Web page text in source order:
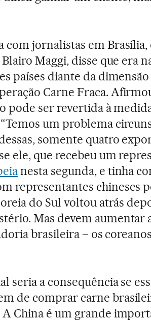
com jornalistas em
Maggi, disse que era
países diante da
Carne Fraca.
pode ser revertida à
um problema
somente quatro
ele, que recebeu um
nesta segunda, e tinha
representantes chineses
do Sul voltou atrás
Mas devem aumentar
brasileira – os
seria a consequência se
de comprar carne
China é um grande